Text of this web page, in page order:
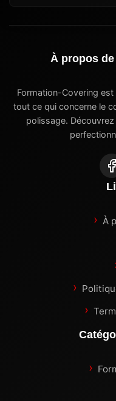
À propos
Formation-Covering
tout ce qui concerne le
polissage.
À